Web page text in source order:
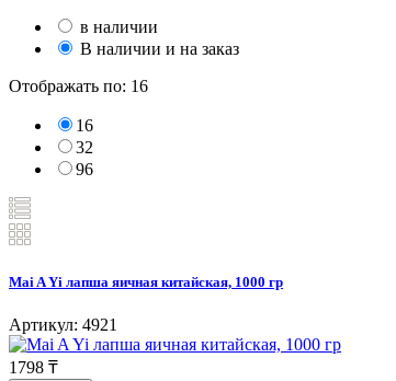
в наличии
В наличии и на заказ
Отображать по: 16
16
32
96
Mai A Yi лапша яичная китайская, 1000 гр
Артикул: 4921
1798 ₸